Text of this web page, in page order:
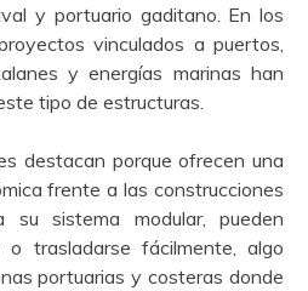
y portuario gaditano. En los
vinculados a puertos,
y energías marinas han
tipo de estructuras.
destacan porque ofrecen una
frente a las construcciones
su sistema modular, pueden
o trasladarse fácilmente, algo
portuarias y costeras donde